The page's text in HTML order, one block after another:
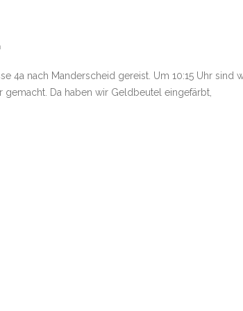
4a nach Manderscheid gereist. Um 10:15 Uhr sind
Da haben wir Geldbeutel eingefärbt,